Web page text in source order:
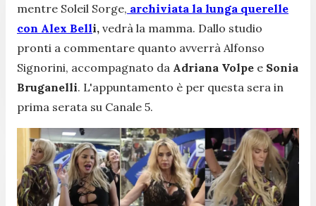
mentre Soleil Sorge, archiviata la lunga querelle
con Alex Belli, vedrà la mamma. Dallo studio
pronti a commentare quanto avverrà Alfonso
Signorini, accompagnato da Adriana Volpe e Sonia
Bruganelli. L'appuntamento è per questa sera in
prima serata su Canale 5.